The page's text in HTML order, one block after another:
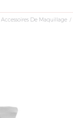
Accessoires De Maquillage